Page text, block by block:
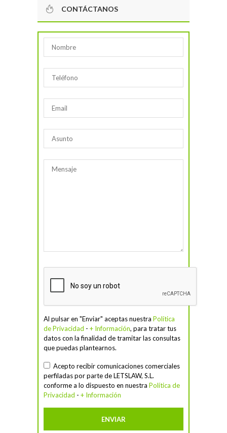
CONTÁCTANOS
Al pulsar en "Enviar" aceptas nuestra Política
de Privacidad - + Información, para tratar tus
datos con la finalidad de tramitar las consultas
que puedas plantearnos.
Acepto recibir comunicaciones comerciales
perfiladas por parte de LETSLAW, S.L.
conforme a lo dispuesto en nuestra Política de
Privacidad - + Información